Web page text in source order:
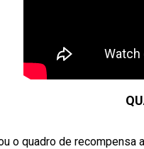
o quadro de recompensa